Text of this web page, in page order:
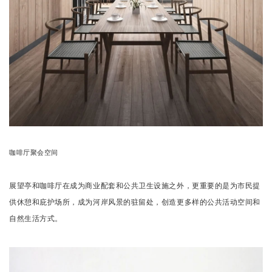
咖啡厅聚会空间
展望亭和咖啡厅在成为商业配套和公共卫生设施之外，更重要的是为市民提
供休憩和庇护场所，成为河岸风景的驻留处，创造更多样的公共活动空间和
自然生活方式。